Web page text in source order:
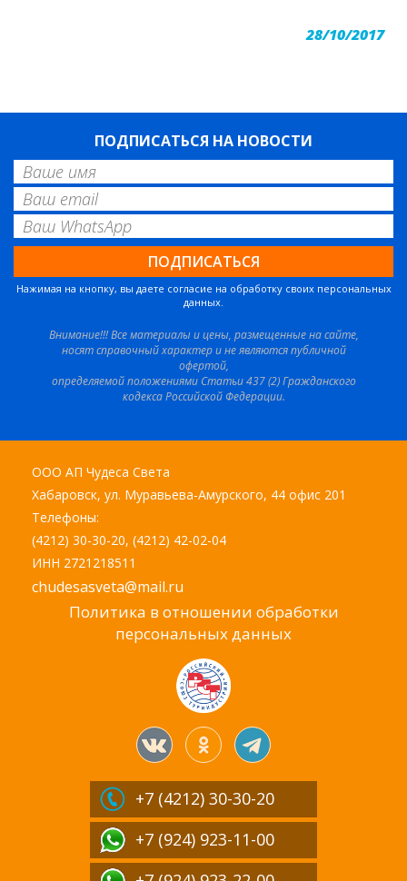
28/10/2017
ПОДПИСАТЬСЯ НА НОВОСТИ
Нажимая на кнопку, вы даете согласие на обработку своих персональных
данных.
Внимание!!! Все материалы и цены, размещенные на сайте,
носят справочный характер и не являются публичной
офертой,
определяемой положениями Статьи 437 (2) Гражданского
кодекса Российской Федерации.
ООО АП Чудеса Света
Хабаровск, ул. Муравьева-Амурского, 44 офис 201
Телефоны:
(4212) 30-30-20, (4212) 42-02-04
ИНН 2721218511
chudesasveta@mail.ru
Политика в отношении обработки
персональных данных
+7 (4212) 30-30-20
+7 (924) 923-11-00